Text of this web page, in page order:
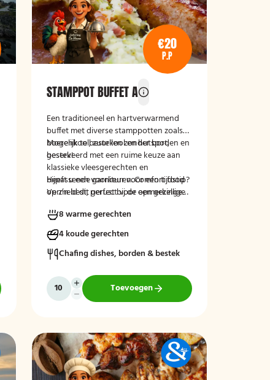
€20
P.P
STAMPPOT BUFFET A
Een traditioneel en hartverwarmend
buffet met diverse stamppotten zoals
boerenkool, zuurkool en hutspot,
geserveerd met een ruime keuze aan
klassieke vleesgerechten en
bijpassende garnituren. Comfort food
op z’n best, perfect voor een gezellige
Mogelijk te bestellen zonder borden en
bestek!
Heeft u een voorkeur voor een tijdstip?
Vermeld dit gerust bij de opmerkingen
8 warme gerechten
4 koude gerechten
Chafing dishes, borden & bestek
Toevoegen